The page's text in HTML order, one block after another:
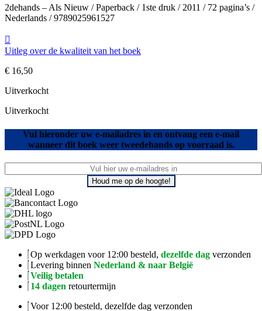
2dehands – Als Nieuw / Paperback / 1ste druk / 2011 / 72 pagina’s /
Nederlands / 9789025961527
Uitleg over de kwaliteit van het boek
€ 16,50
Uitverkocht
Uitverkocht
Vul hieronder uw e-mailadres in en ontvang een e-mail
wanneer dit boek weer tweedehands op voorraad is.
Houd me op de hoogte!
Op werkdagen voor 12:00 besteld, dezelfde dag verzonden
Levering binnen Nederland & naar België
Veilig betalen
14 dagen retourtermijn
Voor 12:00 besteld, dezelfde dag verzonden